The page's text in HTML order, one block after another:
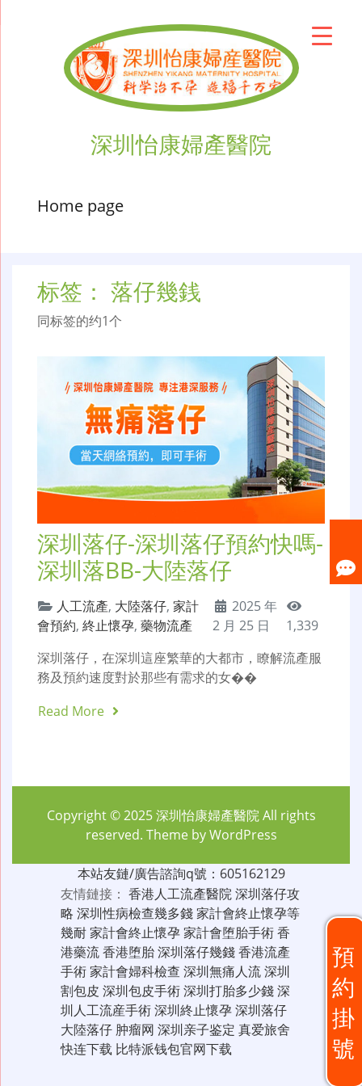
深圳怡康婦產醫院
Home page
标签： 落仔幾銭
同标签的约1个
深圳落仔-深圳落仔預約快嗎-
深圳落BB-大陸落仔
人工流產, 大陸落仔, 家計
會預約, 終止懷孕, 藥物流產
2025 年
2 月 25 日
1,339
深圳落仔，在深圳這座繁華的大都市，瞭解流產服
務及預約速度對於那些有需求的女��
Read More
預
約
掛
號
Copyright © 2025深圳怡康婦產醫院All rights
reserved. Theme byWordPress
本站友鏈/廣告諮詢q號：605162129
友情鏈接： 香港人工流產醫院深圳落仔攻
略 深圳性病檢查幾多錢家計會終止懷孕等
幾耐家計會終止懷孕家計會堕胎手術香
港藥流香港堕胎深圳落仔幾錢香港流產
手術家計會婦科檢查 深圳無痛人流深圳
割包皮 深圳包皮手術深圳打胎多少錢深
圳人工流産手術深圳終止懷孕深圳落仔
大陸落仔 肿瘤网 深圳亲子鉴定 真爱旅舍
快连下载 比特派钱包官网下载